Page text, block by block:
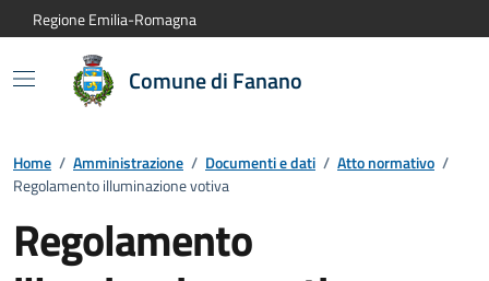
Vai al contenuto principale
Vai alla navigazione del sito
Vai al piede di pagina
Regione Emilia-Romagna
Comune di Fanano
Home / Amministrazione / Documenti e dati / Atto normativo /
Regolamento illuminazione votiva
Regolamento